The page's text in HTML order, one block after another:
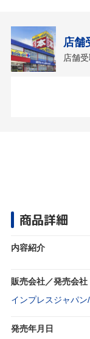
店舗
店舗
商品詳細
内容紹介
販売会社／発売会社
インプレスジャパ
発売年月日